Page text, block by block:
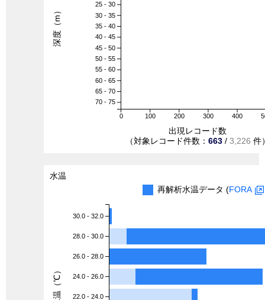
0 100 200 300 400
25 - 30
30 - 35
35 - 40
40 - 45
45 - 50
50 - 55
55 - 60
60 - 65
65 - 70
70 - 75
出現レコード数
（対象レコード件数： 663 / 3,226 件
深度（m）
水温
再解析水温データ (FORA
30.0 - 32.0
28.0 - 30.0
26.0 - 28.0
24.0 - 26.0
22.0 - 24.0
水温（℃）